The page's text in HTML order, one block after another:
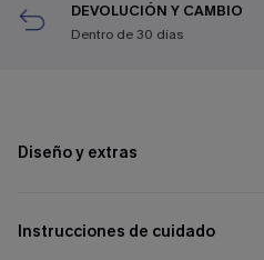
DEVOLUCIÓN Y CAMBIO
Dentro de 30 días
Diseño y extras
Instrucciones de cuidado